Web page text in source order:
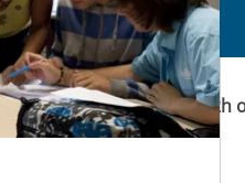
21 août 2026 de 10h à 12h